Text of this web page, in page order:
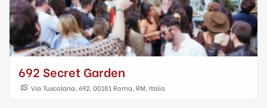
692 Secret Garden
Via Tuscolana, 692, 00181 Roma, RM, Italia